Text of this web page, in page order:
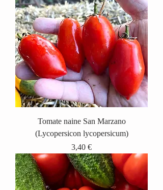
Tomate naine San Marzano
(Lycopersicon lycopersicum)
Prix
3,40 €